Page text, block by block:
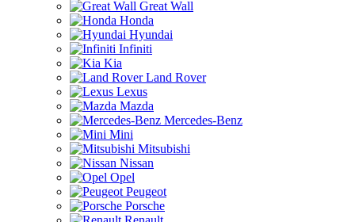
Great Wall
Honda
Hyundai
Infiniti
Kia
Land Rover
Lexus
Mazda
Mercedes-Benz
Mini
Mitsubishi
Nissan
Opel
Peugeot
Porsche